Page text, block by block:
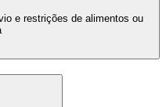
e restrições de alimentos ou